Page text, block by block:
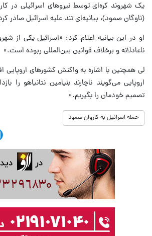
یک شهروند کره‌ای توسط نیروهای اسرائیلی در
(ناوگان صمود)، بیانیه‌ای تند علیه اسرائیل صادر
او در این بیانیه اعلام کرد: «اسرائیل یکی از
ناعادلانه و برخلاف قوانین بین‌المللی ربوده است.»
لی همچنین با اشاره به واکنش کشورهای اروپایی
اروپایی می‌گویند ناچارند بنیامین نتانیاهو را
تصمیم خودمان را بگیریم.»
حمله اسرائیل به کاروان صمود